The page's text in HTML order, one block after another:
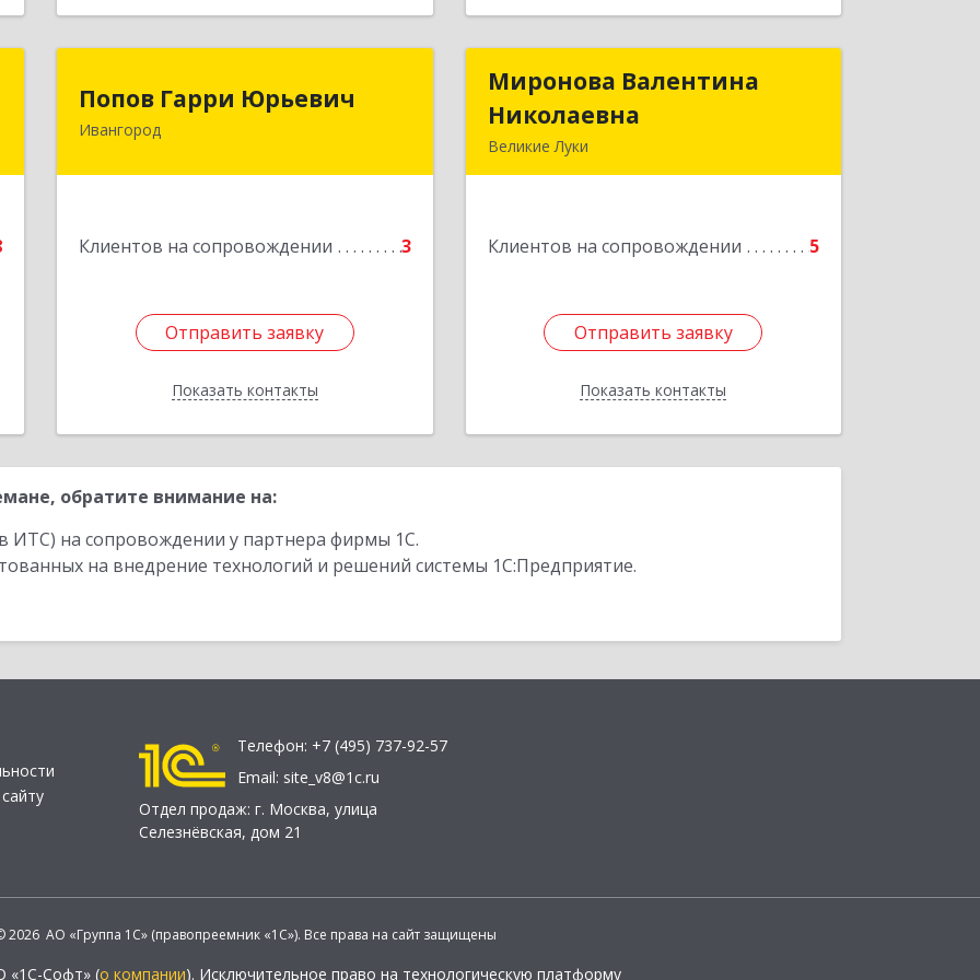
Попов Гарри Юрьевич
Ивангород
Клиентов на сопровождении 3
Отправить заявку
Показать контакты
Отправить заявку
Назад
Миронова Валентина
Николаевна
Великие Луки
Клиентов на сопровождении 5
Отправить заявку
Показать контакты
Миронова Валентина
Отправить заявку
Назад
обратите внимание на:
ИТС) на сопровождении у партнера фирмы 1С.
на внедрение технологий и решений системы 1С:Предприятие.
Телефон: +7 (495) 737-92-57
Email: site_v8@1c.ru
Отдел продаж: г. Москва, улица
Селезнёвская, дом 21
2026 АО «Группа 1С» (правопреемник «1С»). Все права на сайт защищены
«1С-Софт» (о компании). Исключительное право на технологическую платформу